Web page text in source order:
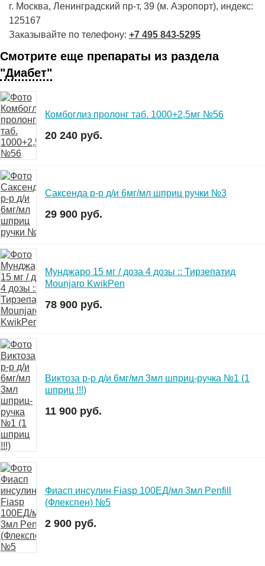
г. Москва, Ленинградский пр-т, 39 (м. Аэропорт), индекс:
125167
Заказывайте по телефону: +7 495 843-5295
Смотрите еще препараты из раздела
"Диабет"
Комбоглиз пролонг таб. 1000+2,5мг №56
20 240 руб.
Саксенда р-р д/и 6мг/мл шприц ручки №3
29 900 руб.
Мунджаро 15 мг / доза 4 дозы :: Тирзепатид
Mounjaro KwikPen
78 900 руб.
Виктоза р-р д/и 6мг/мл 3мл шприц-ручка №1 (1
шприц !!!)
11 900 руб.
Фиасп инсулин Fiasp 100ЕД/мл 3мл Penfill
(Флекспен) №5
2 900 руб.